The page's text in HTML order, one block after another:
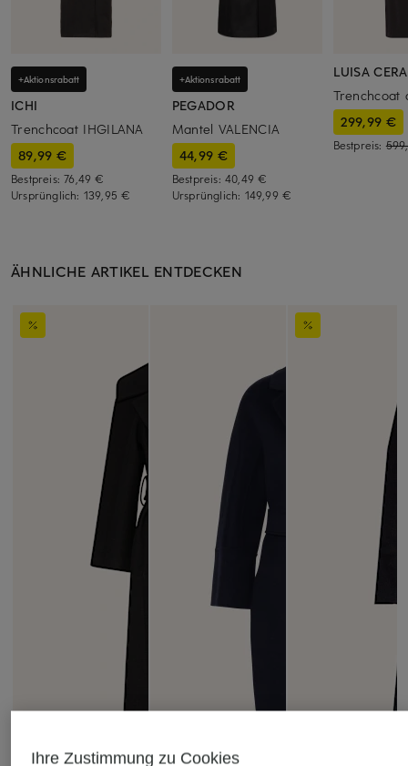
+Aktionsrabatt
ICHI
Trenchcoat IHGILANA
89,99 €
Bestpreis:76,49 €
Ursprünglich: 139,95 €
+Aktionsrabatt
PEGADOR
Mantel VALENCIA
44,99 €
Bestpreis: 40,49 €
Ursprünglich: 149,99 €
LUISA
Trenchcoat
299,99 €
Bestpreis:
ÄHNLICHE ARTIKEL ENTDECKEN
Ihre Zustimmung zu Cookies